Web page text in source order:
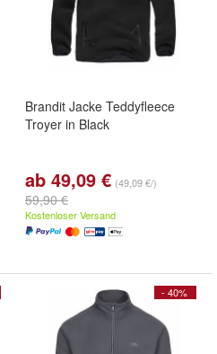
Brandit Jacke Teddyfleece
Troyer in Black
ab 49,09 € (49,09 €/)
59,90 €
Kostenloser Versand
- 40%